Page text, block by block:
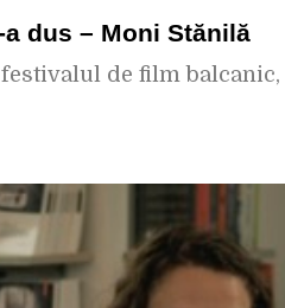
dus – Moni Stănilă
de film balcanic,